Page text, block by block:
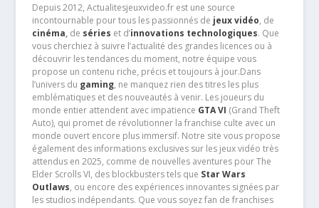
Depuis 2012, Actualitesjeuxvideo.fr est une source
incontournable pour tous les passionnés de jeux vidéo, de
cinéma,de séries et d’innovations technologiques. Que
vous cherchiez à suivre l’actualité des grandes licences ou à
découvrir les tendances du moment, notre équipe vous
propose un contenu riche, précis et toujours à jour.Dans
l’univers du gaming, ne manquez rien des titres les plus
emblématiques et des nouveautés à venir. Les joueurs du
monde entier attendent avec impatience GTA VI (Grand Theft
Auto), qui promet de révolutionner la franchise culte avec un
monde ouvert encore plus immersif. Notre site vous propose
également des informations exclusives sur les jeux vidéo très
attendus en 2025, comme de nouvelles aventures pour The
Elder Scrolls VI, des blockbusters tels que Star Wars
Outlaws, ou encore des expériences innovantes signées par
les studios indépendants. Que vous soyez fan de franchises